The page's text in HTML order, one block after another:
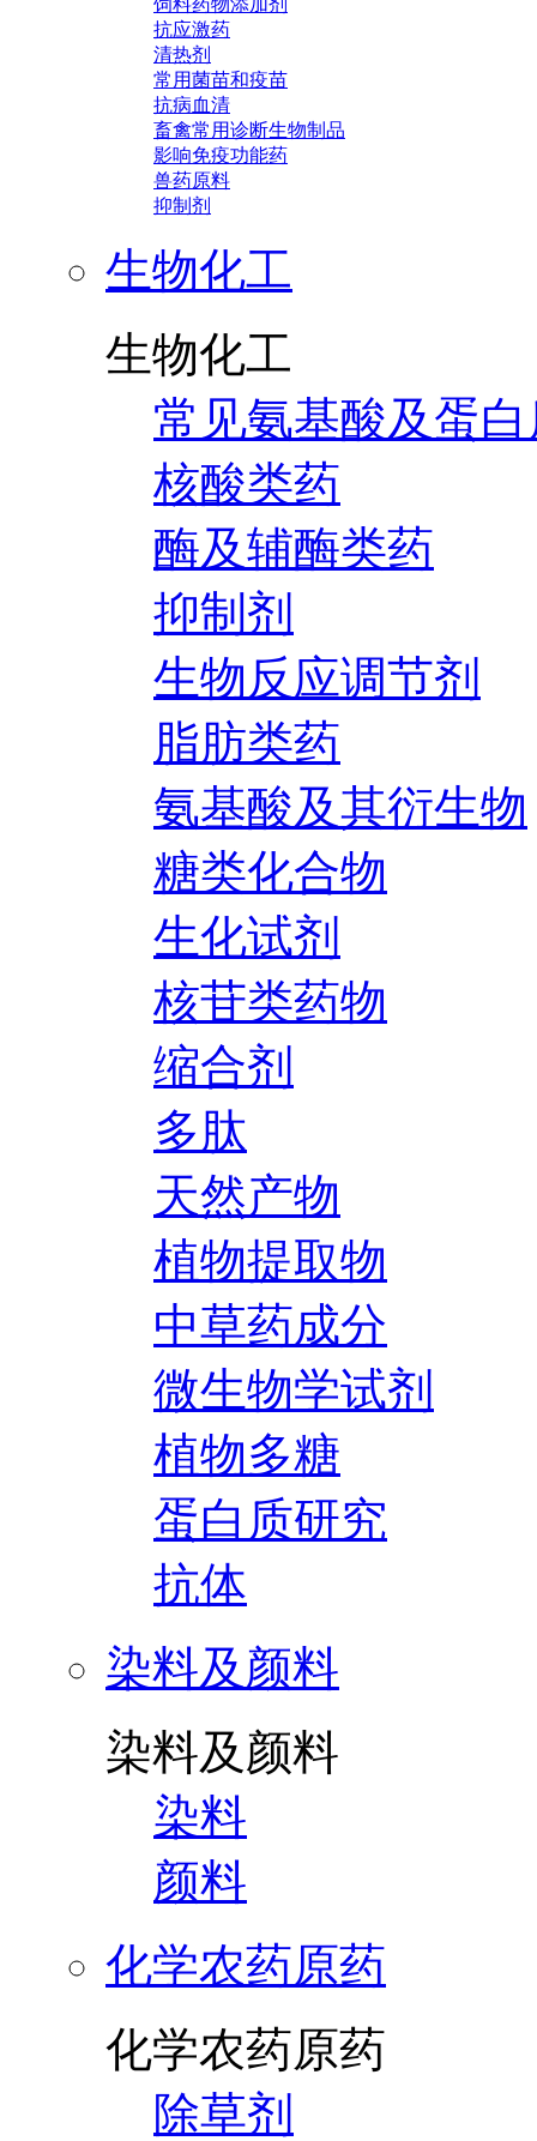
饲料药物添加剂
抗应激药
清热剂
常用菌苗和疫苗
抗病血清
畜禽常用诊断生物制品
影响免疫功能药
兽药原料
抑制剂
生物化工
生物化工
常见氨基酸及蛋
核酸类药
酶及辅酶类药
抑制剂
生物反应调节剂
脂肪类药
氨基酸及其衍生物
糖类化合物
生化试剂
核苷类药物
缩合剂
多肽
天然产物
植物提取物
中草药成分
微生物学试剂
植物多糖
蛋白质研究
抗体
染料及颜料
染料及颜料
染料
颜料
化学农药原药
化学农药原药
除草剂